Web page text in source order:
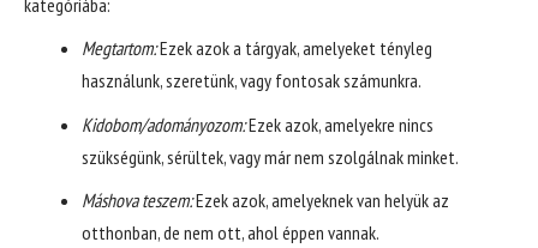
Megtartom:Ezek azok a tárgyak, amelyeket tényleg
használunk, szeretünk, vagy fontosak számunkra.
Kidobom/adományozom:Ezek azok, amelyekre nincs
szükségünk, sérültek, vagy már nem szolgálnak minket.
Máshova teszem:Ezek azok, amelyeknek van helyük az
otthonban, de nem ott, ahol éppen vannak.